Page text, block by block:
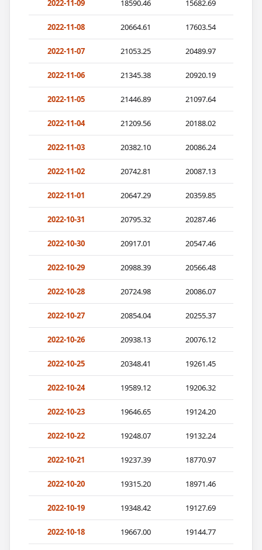
2022-11-09 18590.46 15682.69
2022-11-08 20664.61 17603.54
2022-11-07 21053.25 20489.97
2022-11-06 21345.38 20920.19
2022-11-05 21446.89 21097.64
2022-11-04 21209.56 20188.02
2022-11-03 20382.10 20086.24
2022-11-02 20742.81 20087.13
2022-11-01 20647.29 20359.85
2022-10-31 20795.32 20287.46
2022-10-30 20917.01 20547.46
2022-10-29 20988.39 20566.48
2022-10-28 20724.98 20086.07
2022-10-27 20854.04 20255.37
2022-10-26 20938.13 20076.12
2022-10-25 20348.41 19261.45
2022-10-24 19589.12 19206.32
2022-10-23 19646.65 19124.20
2022-10-22 19248.07 19132.24
2022-10-21 19237.39 18770.97
2022-10-20 19315.20 18971.46
2022-10-19 19348.42 19127.69
2022-10-18 19667.00 19144.77